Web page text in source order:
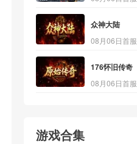
众神大陆
08月06日首服
176怀旧传奇
08月06日首服
游戏合集